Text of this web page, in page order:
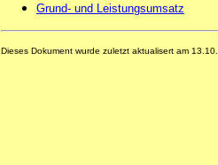
Grund- und Leistungsumsatz
Dieses Dokument wurde zuletzt aktualisert am